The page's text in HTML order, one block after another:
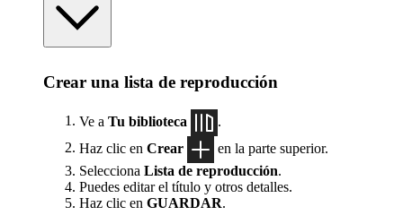
Crear una lista de reproducción
Ve a Tu biblioteca
.
Haz clic en Crear
en la parte superior.
Selecciona Lista de reproducción.
Puedes editar el título y otros detalles.
Haz clic en GUARDAR.